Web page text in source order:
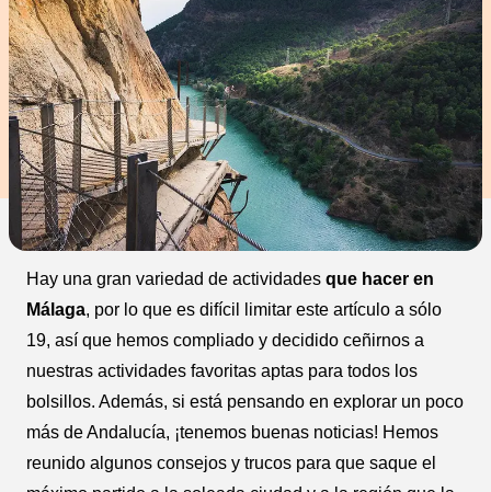
Hay una gran variedad de actividades que hacer en
Málaga, por lo que es difícil limitar este artículo a sólo
19, así que hemos compliado y decidido ceñirnos a
nuestras actividades favoritas aptas para todos los
bolsillos. Además, si está pensando en explorar un poco
más de Andalucía, ¡tenemos buenas noticias! Hemos
reunido algunos consejos y trucos para que saque el